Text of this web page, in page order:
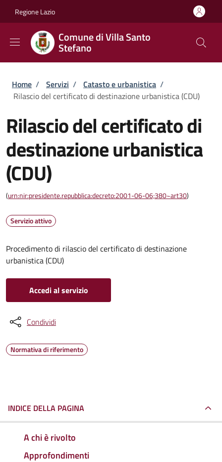
Regione Lazio
Comune di Villa Santo
Stefano
Briciole di pane
Home / Servizi / Catasto e urbanistica /
Rilascio del certificato di destinazione urbanistica (CDU)
Rilascio del certificato di
destinazione urbanistica
(CDU)
(urn:nir:presidente.repubblica:decreto:2001-06-06;380~art30)
Servizio attivo
Procedimento di rilascio del certificato di destinazione
urbanistica (CDU)
Accedi al servizio
Condividi
Normativa di riferimento
INDICE DELLA PAGINA
A chi è rivolto
Approfondimenti